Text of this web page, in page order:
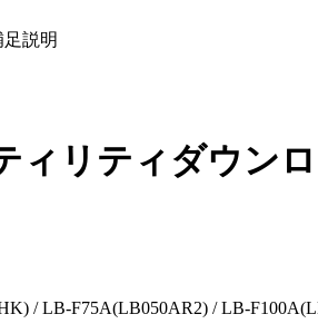
説明
ィリティダウン
/ LB-F75A(LB050AR2) / LB-